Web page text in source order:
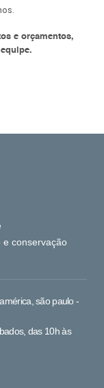
e orçamentos,
equipe.
e conservação
são paulo -
das 10h às